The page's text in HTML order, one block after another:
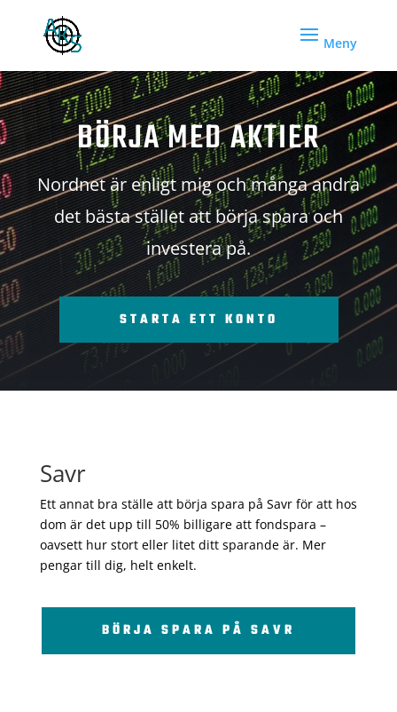
BÖRJA MED AKTIER
Nordnet är enligt mig och många andra
det bästa stället att börja spara och
investera på.
STARTA ETT KONTO
Savr
Ett annat bra ställe att börja spara på Savr för att hos
dom är det upp till 50% billigare att fondspara –
oavsett hur stort eller litet ditt sparande är. Mer
pengar till dig, helt enkelt.
BÖRJA SPARA PÅ SAVR